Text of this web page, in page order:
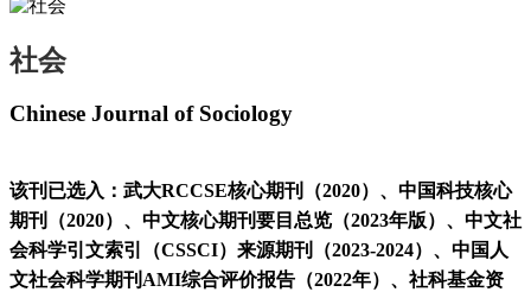
社会
Chinese Journal of Sociology
该刊已选入：武大RCCSE核心期刊（2020）、中国科技核心
期刊（2020）、中文核心期刊要目总览（2023年版）、中文社
会科学引文索引（CSSCI）来源期刊（2023-2024）、中国人
文社会科学期刊AMI综合评价报告（2022年）、社科基金资